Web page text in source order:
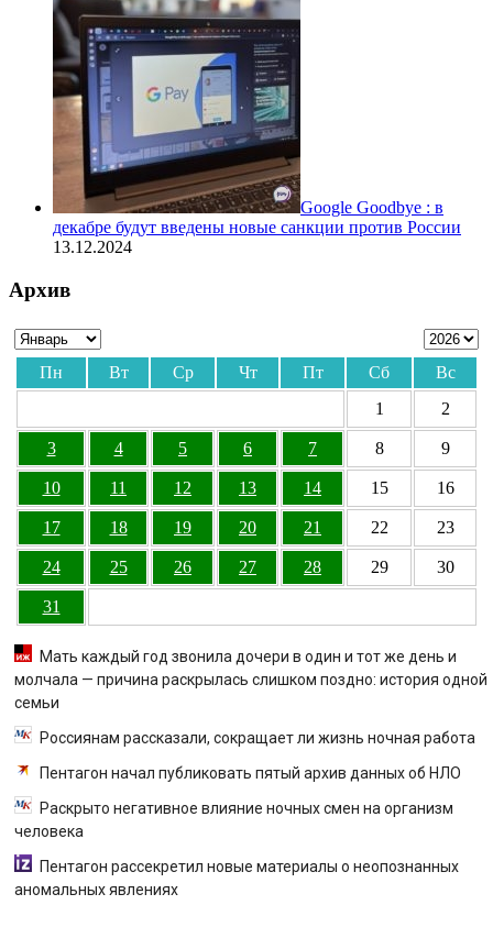
Google Goodbye : в
декабре будут введены новые санкции против России
13.12.2024
Архив
Пн Вт Ср Чт Пт Сб
Вс
1
2
3 4 5 6 7 8 9
10 11 12 13 14 15 16
17 18 19 20 21 22 23
24 25 26 27 28 29 30
31
Мать каждый год звонила дочери в один и тот же день и
молчала — причина раскрылась слишком поздно: история одной
семьи
Россиянам рассказали, сокращает ли жизнь ночная работа
Пентагон начал публиковать пятый архив данных об НЛО
Раскрыто негативное влияние ночных смен на организм
человека
Пентагон рассекретил новые материалы о неопознанных
аномальных явлениях